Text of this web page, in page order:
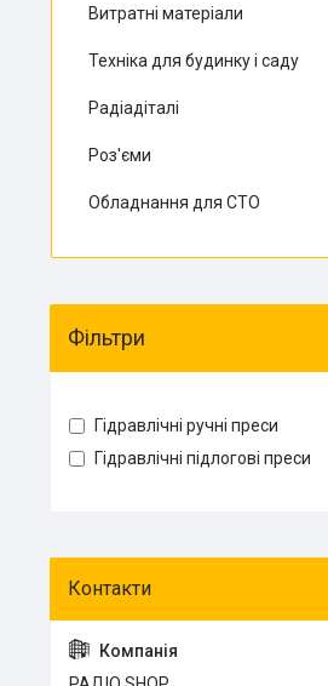
Витратні матеріали
Техніка для будинку і саду
Радіадіталі
Роз'єми
Обладнання для СТО
Фільтри
Гідравлічні ручні преси
Гідравлічні підлогові преси